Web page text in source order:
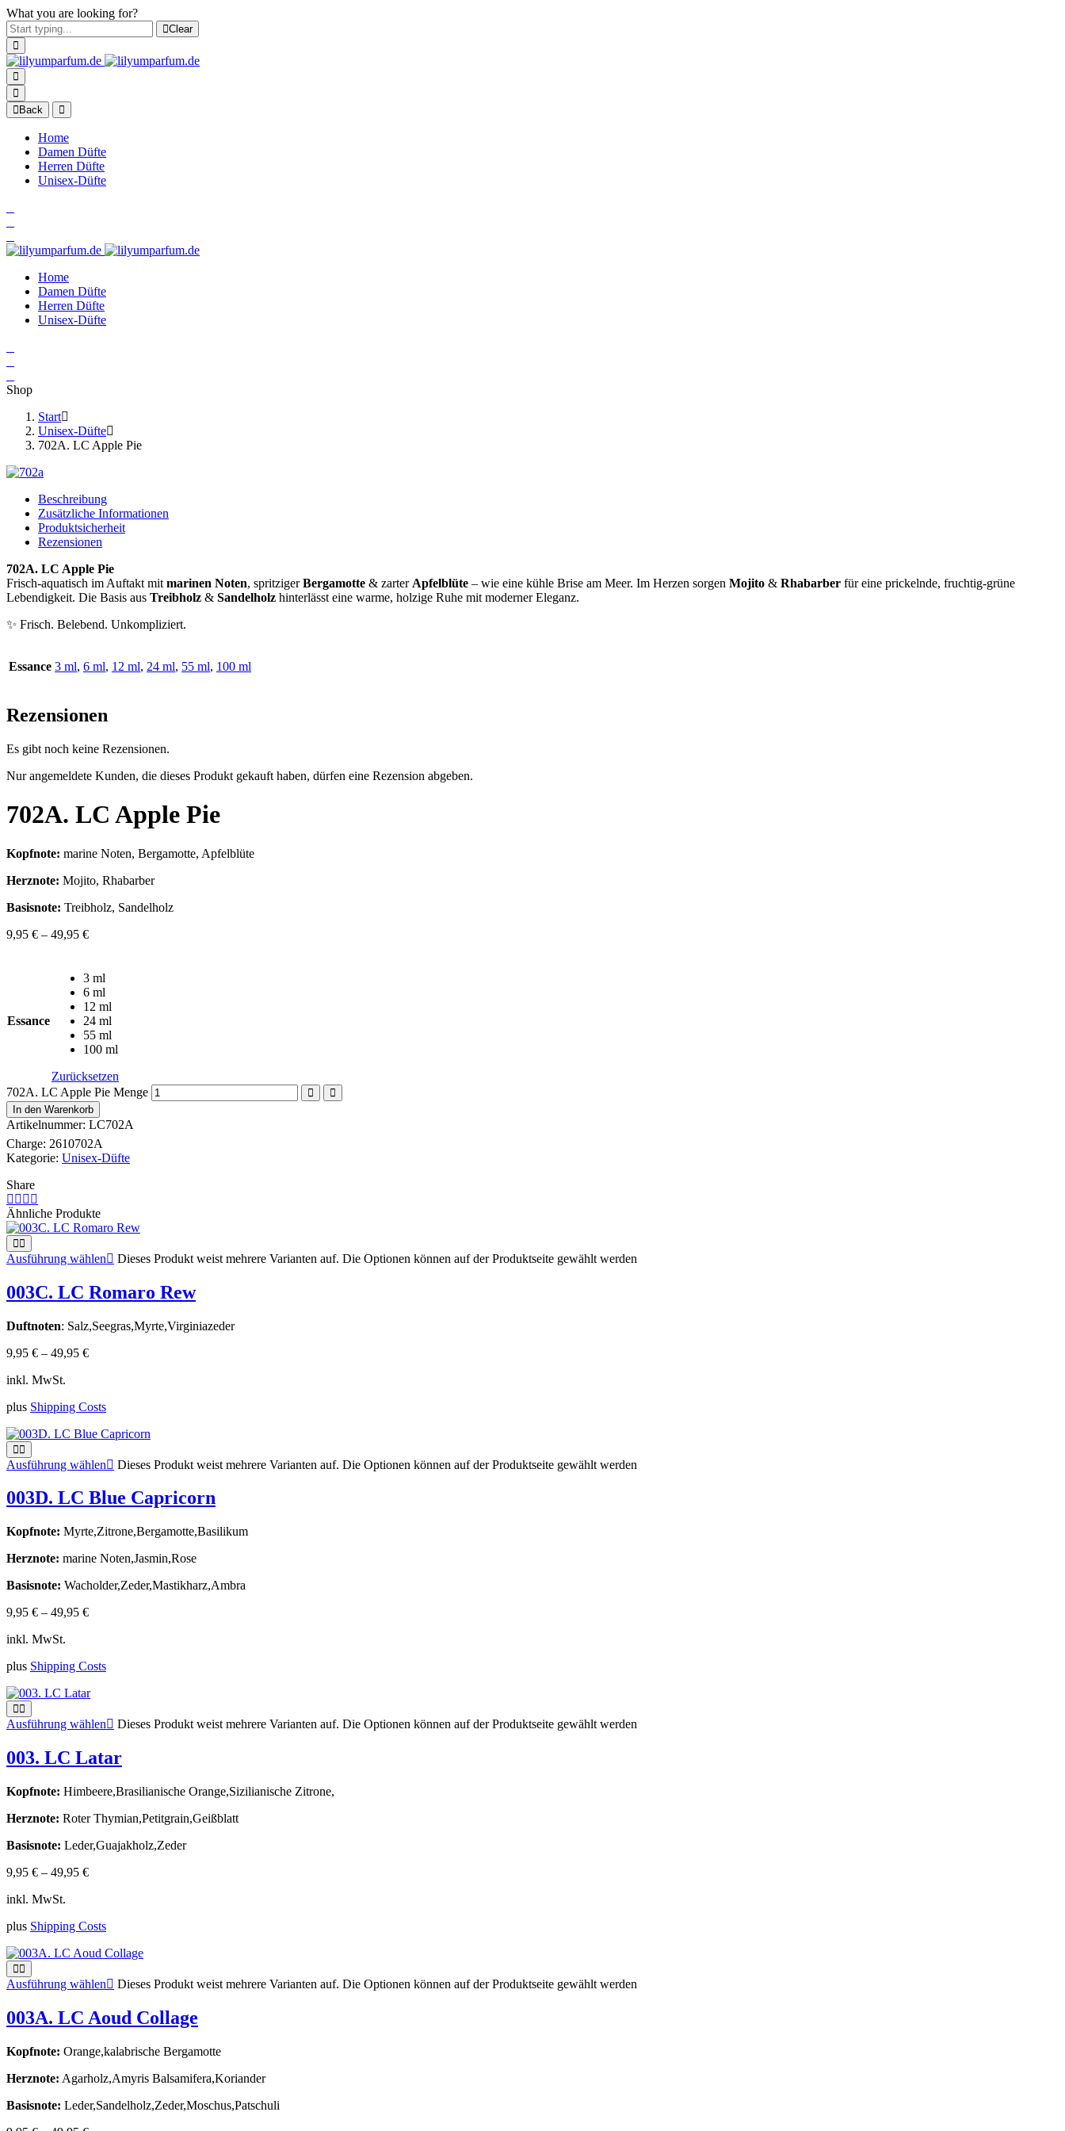
What you are looking for?
Clear
Back
Home
Damen Düfte
Herren Düfte
Unisex-Düfte
Home
Damen Düfte
Herren Düfte
Unisex-Düfte
Shop
Start
Unisex-Düfte
702A. LC Apple Pie
Beschreibung
Zusätzliche Informationen
Produktsicherheit
Rezensionen
702A. LC Apple Pie
Frisch-aquatisch im Auftakt mit marinen Noten, spritzigerBergamotte & zarter Apfelblüte – wie eine kühle Brise am Meer. Im Herzen sorgen Mojito & Rhabarber für eine prickelnde, fruchtig-grüne
Lebendigkeit. Die Basis aus Treibholz & Sandelholz hinterlässt eine warme, holzige Ruhe mit moderner Eleganz.
✨ Frisch. Belebend. Unkompliziert.
Essance 3 ml, 6 ml, 12 ml, 24 ml, 55 ml, 100 ml
Rezensionen
Es gibt noch keine Rezensionen.
Nur angemeldete Kunden, die dieses Produkt gekauft haben, dürfen eine Rezension abgeben.
702A. LC Apple Pie
Kopfnote: marine Noten, Bergamotte, Apfelblüte
Herznote: Mojito, Rhabarber
Basisnote: Treibholz, Sandelholz
9,95 € – 49,95 €
Essance
3 ml
6 ml
12 ml
24 ml
55 ml
100 ml
Zurücksetzen
702A. LC Apple Pie Menge
In den Warenkorb
Artikelnummer: LC702A
Charge: 2610702A
Kategorie: Unisex-Düfte
Share
Ähnliche Produkte
Ausführung wählen Dieses Produkt weist mehrere Varianten auf. Die Optionen können auf der Produktseite gewählt werden
003C. LC Romaro Rew
Duftnoten: Salz,Seegras,Myrte,Virginiazeder
9,95 € – 49,95 €
inkl. MwSt.
plus Shipping Costs
Ausführung wählen Dieses Produkt weist mehrere Varianten auf. Die Optionen können auf der Produktseite gewählt werden
003D. LC Blue Capricorn
Kopfnote: Myrte,Zitrone,Bergamotte,Basilikum
Herznote: marine Noten,Jasmin,Rose
Basisnote: Wacholder,Zeder,Mastikharz,Ambra
9,95 € – 49,95 €
inkl. MwSt.
plus Shipping Costs
Ausführung wählen Dieses Produkt weist mehrere Varianten auf. Die Optionen können auf der Produktseite gewählt werden
003. LC Latar
Kopfnote: Himbeere,Brasilianische Orange,Sizilianische Zitrone,
Herznote: Roter Thymian,Petitgrain,Geißblatt
Basisnote: Leder,Guajakholz,Zeder
9,95 € – 49,95 €
inkl. MwSt.
plus Shipping Costs
Ausführung wählen Dieses Produkt weist mehrere Varianten auf. Die Optionen können auf der Produktseite gewählt werden
003A. LC Aoud Collage
Kopfnote: Orange,kalabrische Bergamotte
Herznote: Agarholz,Amyris Balsamifera,Koriander
Basisnote: Leder,Sandelholz,Zeder,Moschus,Patschuli